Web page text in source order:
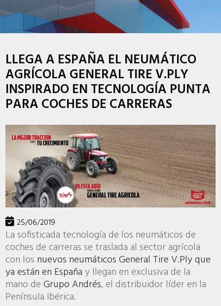
LLEGA A ESPAÑA EL NEUMÁTICO
AGRÍCOLA GENERAL TIRE V.PLY
INSPIRADO EN TECNOLOGÍA PUNTA
PARA COCHES DE CARRERAS
25/06/2019
La sofisticada tecnología de los neumáticos de
coches de carreras se traslada al sector agrícola
con los nuevos neumáticos General Tire V.Ply que
ya están en Españay llegan en exclusiva de la
mano deGrupo Andrés, el distribuidor líder en la
Península Ibérica.